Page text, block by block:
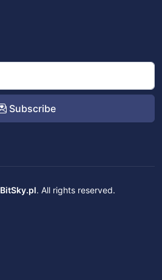
Subscribe
BitSky.pl. All rights reserved.